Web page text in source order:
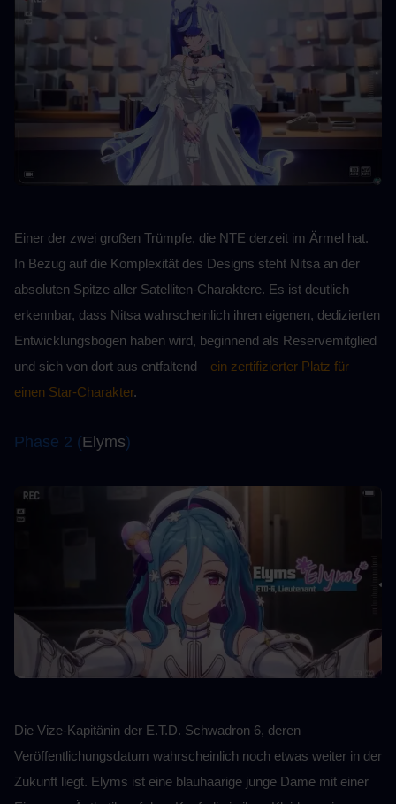
Einer der zwei großen Trümpfe, die NTE derzeit im Ärmel hat.
In Bezug auf die Komplexität des Designs steht Nitsa an der
absoluten Spitze aller Satelliten-Charaktere. Es ist deutlich
erkennbar, dass Nitsa wahrscheinlich ihren eigenen, dedizierten
Entwicklungsbogen haben wird, beginnend als Reservemitglied
und sich von dort aus entfaltend—ein zertifizierter Platz für
einen Star-Charakter.
Phase 2 (Elyms)
Die Vize-Kapitänin der E.T.D. Schwadron 6, deren
Veröffentlichungsdatum wahrscheinlich noch etwas weiter in der
Zukunft liegt. Elyms ist eine blauhaarige junge Dame mit einer